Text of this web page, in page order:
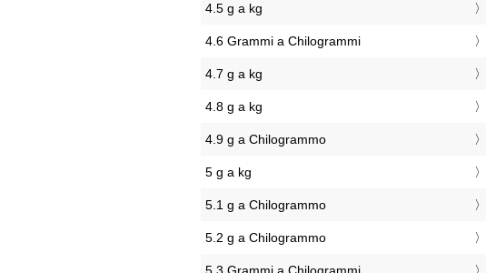
4.5 g a kg
4.6 Grammi a Chilogrammi
4.7 g a kg
4.8 g a kg
4.9 g a Chilogrammo
5 g a kg
5.1 g a Chilogrammo
5.2 g a Chilogrammo